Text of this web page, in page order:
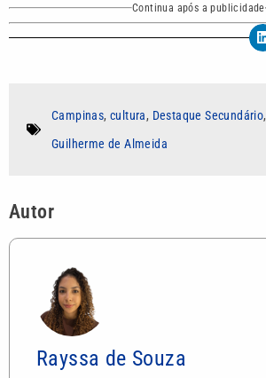
Continua após a publicidade
Campinas,cultura, Destaque Secundário,
Guilherme de Almeida
Autor
Rayssa de Souza